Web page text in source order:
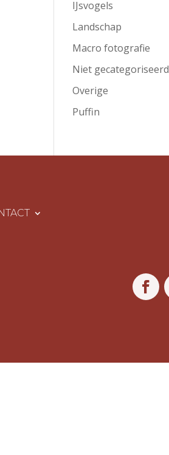
IJsvogels
Landschap
Macro fotografie
Niet gecategoriseerd
Overige
Puffin